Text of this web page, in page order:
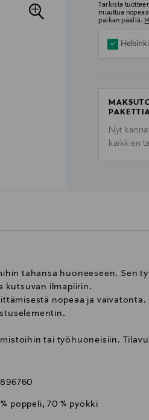
Tarkista
muuttua
paikan päällä.
Helsinki
Nyt
kaikkien
tahansa huoneeseen. Sen
kutsuvan ilmapiirin.
nopeaa ja
tai työhuoneisiin.
poppeli, 70 % pyökki